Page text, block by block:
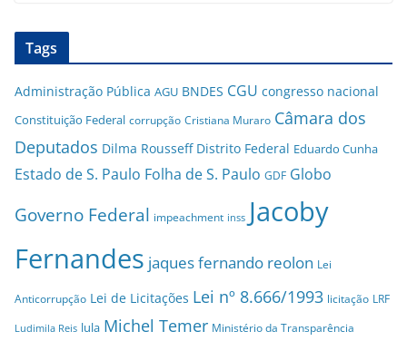
Tags
Administração Pública AGU BNDES CGU congresso nacional
Constituição Federal corrupção Cristiana Muraro Câmara dos
Deputados Dilma Rousseff Distrito Federal Eduardo Cunha
Estado de S. Paulo Folha de S. Paulo GDF Globo
Governo Federal impeachment inss Jacoby
Fernandes jaques fernando reolon Lei
Anticorrupção Lei de Licitações Lei nº 8.666/1993 licitação LRF
Ludimila Reis lula Michel Temer Ministério da Transparência